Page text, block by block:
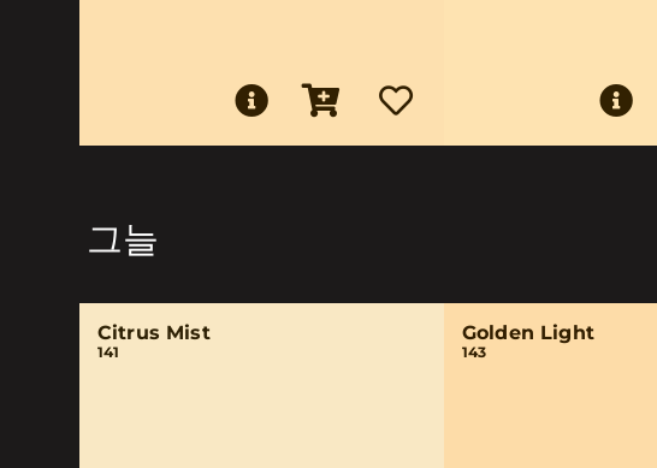
그늘
Citrus Mist
141
Golden Light
143